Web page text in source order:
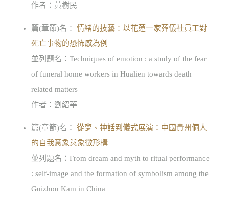
作者：黃樹民
篇(章節)名：
情緒的技藝：以花蓮一家葬儀社員工對
死亡事物的恐怖感為例
並列題名：Techniques of emotion : a study of the fear
of funeral home workers in Hualien towards death
related matters
作者：劉紹華
篇(章節)名：
從夢、神話到儀式展演：中國貴州侗人
的自我意象與象徵形構
並列題名：From dream and myth to ritual performance
: self-image and the formation of symbolism among the
Guizhou Kam in China